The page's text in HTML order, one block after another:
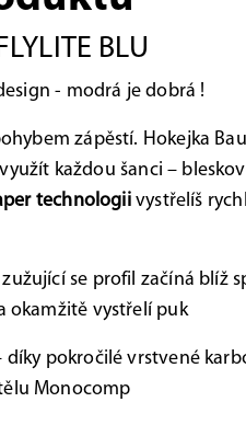
BLU
- modrá je dobrá !
zápěstí. Hokejka
každou šanci –
technologiivystřelíš
se profil začíná blíž
okamžitě vystřelí puk
díky pokročilé vrstvené
Monocomp